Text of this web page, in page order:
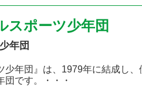
スポーツ少年団
年団
少年団』は、1979年に結成し
です。・・・